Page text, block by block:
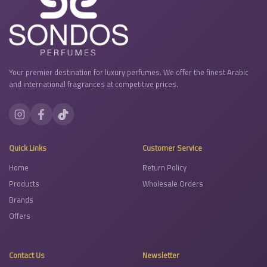
Your premier destination for luxury perfumes. We offer the finest Arabic
and international fragrances at competitive prices.
Quick Links
Home
Products
Brands
Offers
Customer Service
Return Policy
Wholesale Orders
Contact Us Newsletter